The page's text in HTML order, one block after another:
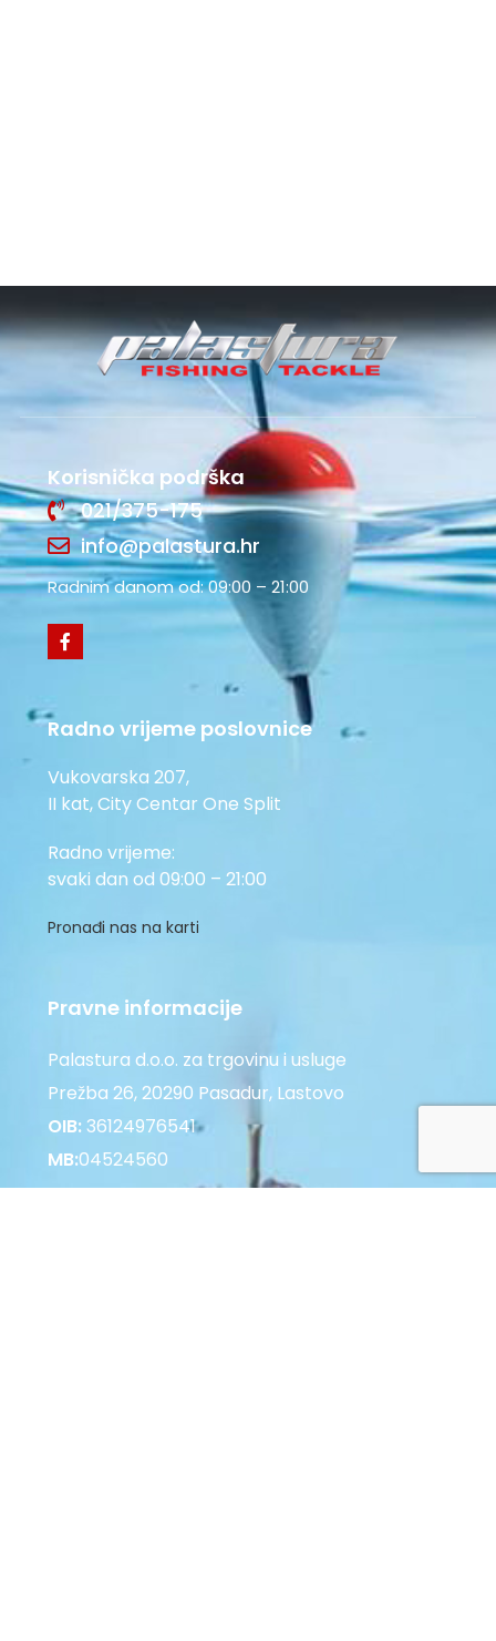
Korisnička podrška
021/375-175
info@palastura.hr
Radnim danom od: 09:00 – 21:00
Radno vrijeme poslovnice
Vukovarska 207,
II kat, City Centar One Split
Radno vrijeme:
svaki dan od 09:00 – 21:00
Pronađi nas na karti
Pravne informacije
Palastura d.o.o. za trgovinu i usluge
Prežba 26, 20290 Pasadur, Lastovo
OIB:36124976541
MB:04524560